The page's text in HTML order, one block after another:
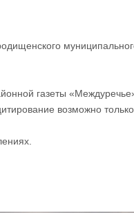
газеты
возможно